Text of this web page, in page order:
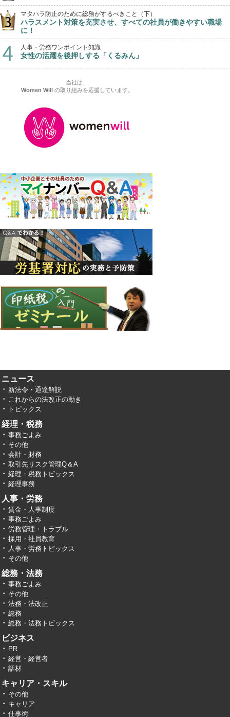
マタハラ防止のために総務がするべきこと（下）
ハラスメント対策を充実させ、すべての社員が働きやすい職場
に！
人事・労務ワンポイント知識
女性の活躍を後押しする「くるみん」
当社は、
Women Willの取り組みを応援しています。
ニュース
新法令・通達解説
これからの法改正の動き
トピックス
経理・税務
事務ごよみ
その他
会計・財務
取引先リスク管理Q＆A
経理・税務トピックス
経理事務
人事・労務
賃金・人事制度
事務ごよみ
労務管理・トラブル
採用・社員教育
人事・労務トピックス
その他
総務・法務
事務ごよみ
その他
法務・法改正
総務
総務・法務トピックス
ビジネス
PR
経営・経営者
話材
キャリア・スキル
その他
キャリア
仕事術